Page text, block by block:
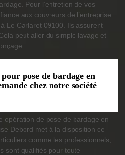
Pour l’entretien de vos
aux couvreurs de l’entreprise
Le Carlaret 09100. Ils assurent
peut aller du simple lavage et
pose de bardage en
chez notre société
opération de pose de bardage en
Debord met à la disposition de
comme les professionnels,
sont qualifiés pour toute